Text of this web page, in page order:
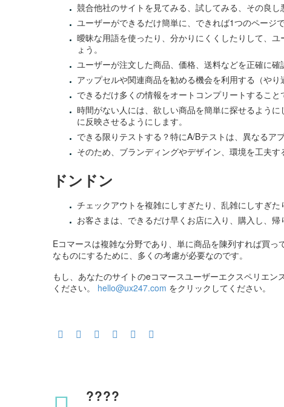
競合他社のサイトを見てみる、試してみる、その良し
ユーザーができるだけ簡単に、できれば1つのページ
曖昧な用語を使ったり、分かりにくくしたりして、
ょう。
ユーザーが注文した商品、価格、送料などを正確に
アップセルや関連商品を勧める機会を利用する（やり
できるだけ多くの情報をオートコンプリートするこ
時間がない人には、欲しい商品を簡単に探せるように
に反映させるようにします。
できる限りテストする？特にA/Bテストは、異なるア
そのため、ブランディングやデザイン、環境を工夫
ドンドン
チェックアウトを複雑にしすぎたり、乱雑にしすぎ
お客さまは、できるだけ早くお店に入り、購入し、帰
Eコマースは複雑な分野であり、単に商品を陳列すれば買
なものにするために、多くの考慮が必要なのです。
もし、あなたのサイトのeコマースユーザーエクスペリエ
ください。 hello@ux247.com をクリックしてください。
????